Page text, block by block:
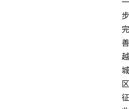
一
步
完
善
越
城
区
征